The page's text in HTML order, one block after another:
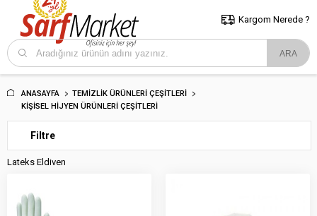
5000 TL ve Üzeri Alışverişlerde İstanbul İçi Kargo Bedava!
ve Trakya İçin Tıklayın..
Kargom Nerede ?
ANASAYFA
TEMIZLIK ÜRÜNLERI ÇEŞITLERI
KIŞISEL HIJYEN ÜRÜNLERI ÇEŞITLERI
Filtre
Lateks Eldiven